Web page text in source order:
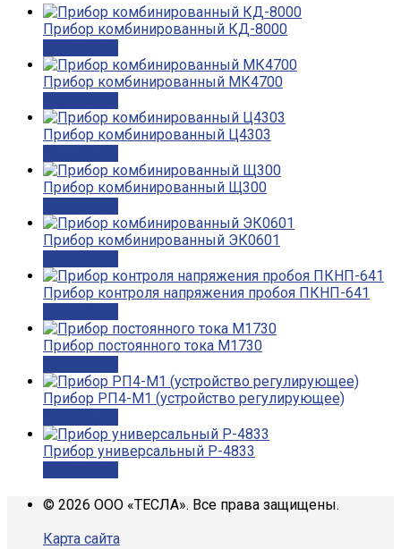
Прибор комбинированный КД-8000
Прибор комбинированный МК4700
Прибор комбинированный Ц4303
Прибор комбинированный Щ300
Прибор комбинированный ЭК0601
Прибор контроля напряжения пробоя ПКНП-641
Прибор постоянного тока М1730
Прибор РП4-М1 (устройство регулирующее)
Прибор универсальный Р-4833
© 2026 ООО «ТЕСЛА». Все права защищены.
Карта сайта